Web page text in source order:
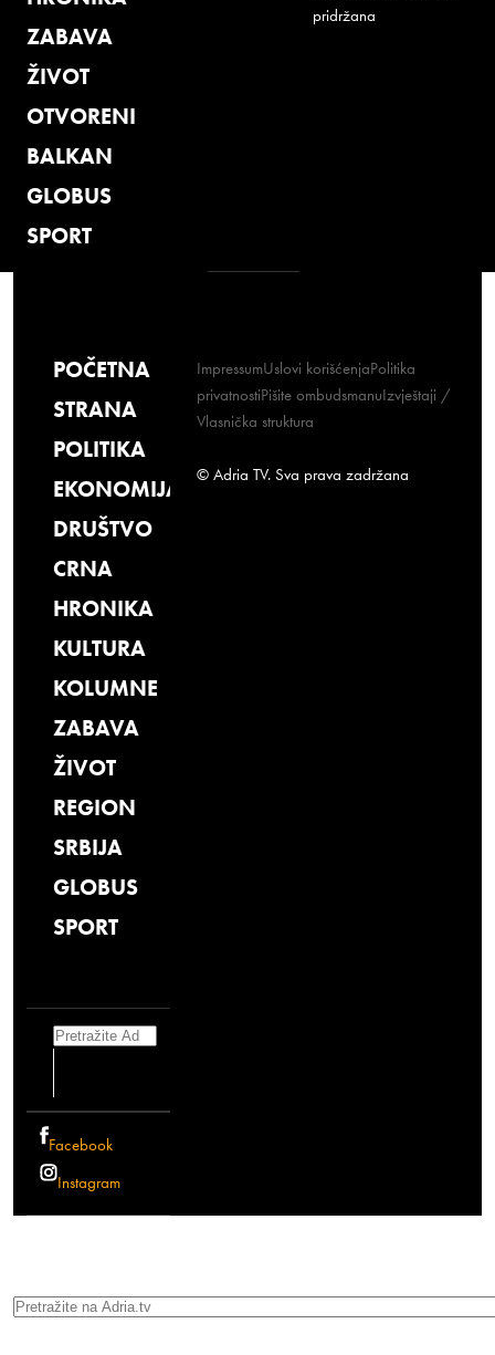
ZABAVA
ŽIVOT
OTVORENI
BALKAN
GLOBUS
SPORT
pridržana
POČETNA
STRANA
POLITIKA
EKONOMIJA
DRUŠTVO
CRNA
HRONIKA
KULTURA
KOLUMNE
ZABAVA
ŽIVOT
REGION
SRBIJA
GLOBUS
SPORT
Search
Facebook
Instagram
ImpressumUslovi korišćenjaPolitika
privatnostiPišite ombudsmanuIzvještaji /
Vlasnička struktura
© Adria TV. Sva prava zadržana
Search